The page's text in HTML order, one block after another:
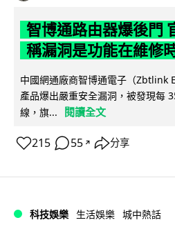
智博通路由器爆後門
稱漏洞是功能在維修
中國網通廠商智博通電子（Zbtlink
產品爆出嚴重安全漏洞，被發現每
線，旗...
閱讀全文
215 55 ↗ 分享
科技娛樂 生活娛樂 城中熱話